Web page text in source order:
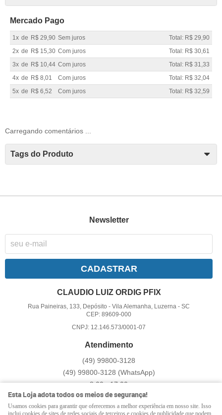
Mercado Pago
1x de R$ 29,90 Sem juros
Total: R$ 29,90
2x de R$ 15,30 Com juros
Total: R$ 30,61
3x de R$ 10,44 Com juros
Total: R$ 31,33
4x de R$ 8,01 Com juros
Total: R$ 32,04
5x de R$ 6,52 Com juros Total: R$ 32,59
Carregando comentários ...
Tags do Produto
Newsletter
CADASTRAR
CLAUDIO LUIZ ORDIG PFIX
Rua Paineiras, 133, Depósito -Vila Alemanha, Luzerna -SC
CEP: 89609-000
CNPJ: 12.146.573/0001-07
Atendimento
(49) 99800-3128
(49) 99800-3128 (WhatsApp)
8:00 - 17:00
pfix@pfix.com.br
Esta Loja adota todos os meios de segurança!
Usamos cookies para garantir que oferecemos a melhor experiência em nosso site. Isso
inclui cookies de sites de redes sociais de terceiros e cookies de publicidade que podem